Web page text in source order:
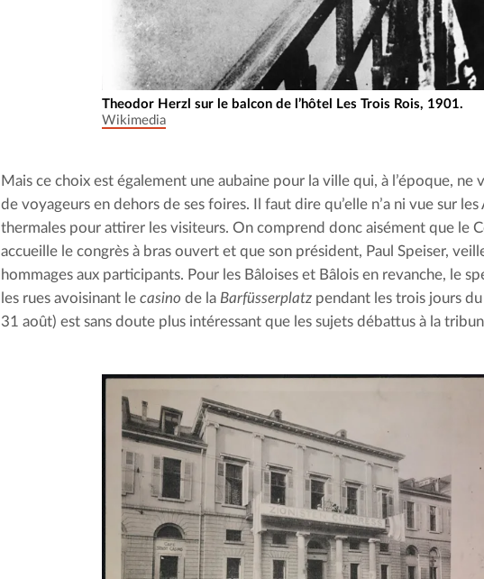
Theodor Herzl sur le balcon de l’hôtel Les Trois Rois, 1901.
Wikimedia
Mais ce choix est également une aubaine pour la ville qui, à l’époque, ne
de voyageurs en dehors de ses foires. Il faut dire qu’elle n’a ni vue sur les
thermales pour attirer les visiteurs. On comprend donc aisément que le
accueille le congrès à bras ouvert et que son président, Paul Speiser,
hommages aux participants. Pour les Bâloises et Bâlois en revanche, le
les rues avoisinant le casino de la Barfüsserplatz pendant les trois jours
31 août) est sans doute plus intéressant que les sujets débattus à la